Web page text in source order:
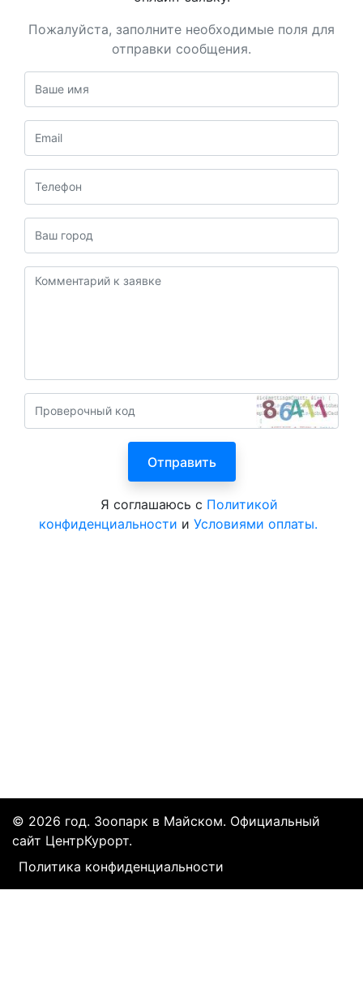
Пожалуйста, заполните необходимые поля для
отправки сообщения.
Я соглашаюсь с Политикой
конфиденциальности и Условиями оплаты.
© 2026 год. Зоопарк в Майском. Официальный
сайт ЦентрКурорт.
Политика конфиденциальности